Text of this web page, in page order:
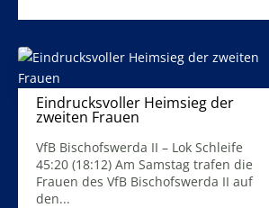
Eindrucksvoller Heimsieg der
zweiten Frauen
VfB Bischofswerda II – Lok Schleife
45:20 (18:12) Am Samstag trafen die
Frauen des VfB Bischofswerda II auf
den...